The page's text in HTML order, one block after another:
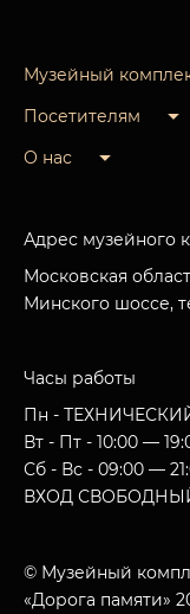
Музейный
Посетителям
О нас
Адрес музейного
Московская
Минского шоссе,
Часы работы
Пн -
Вт - Пт - 10:00 —
Сб - Вс - 09:00 —
ВХОД
© Музейный
«Дорога памяти»